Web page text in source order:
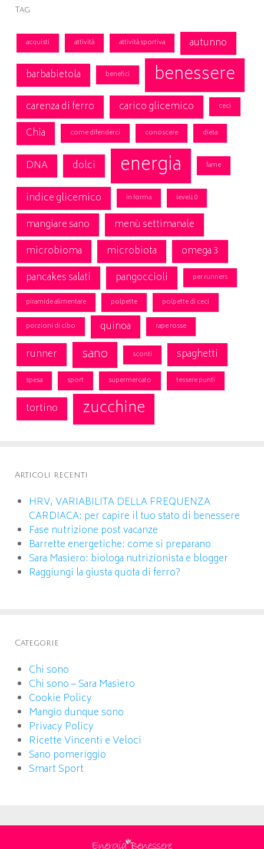
Tag
acquisti attività attività sportiva
autunno
barbabietola
benefici benessere
carenza di ferro carico glicemico ceci
Chia come difenderci conoscere dieta
DNA dolci energia fame
indice glicemico in forma level10
mangiare sano
menù settimanale
microbioma
microbiota
omega 3
pancakes salati
pangoccioli per runners
piramide alimentare polpette polpette di ceci
porzioni di cibo quinoa rape rosse
runner sano sconti spaghetti
spesa sport supermercato tessere punti
tortino zucchine
Articoli recenti
HRV, VARIABILITA DELLA FREQUENZA
CARDIACA: per capire il tuo stato di benessere
Fase nutrizione post vacanze
Barrette energetiche: come si preparano
Sara Masiero: biologa nutrizionista e blogger
Raggiungi la giusta quota di ferro?
Categorie
Chi sono
Chi sono – Sara Masiero
Cookie Policy
Mangio dunque sono
Privacy Policy
Ricette Vincenti e Veloci
Sano pomeriggio
Smart Sport